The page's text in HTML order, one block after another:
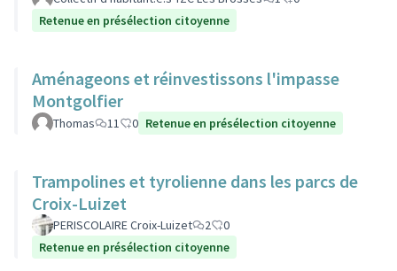
Retenue en présélection citoyenne
Aménageons et réinvestissons l'impasse
Montgolfier
Thomas 11 0 Retenue en présélection citoyenne
Trampolines et tyrolienne dans les parcs de
Croix-Luizet
PERISCOLAIRE Croix-Luizet 2
0
Retenue en présélection citoyenne